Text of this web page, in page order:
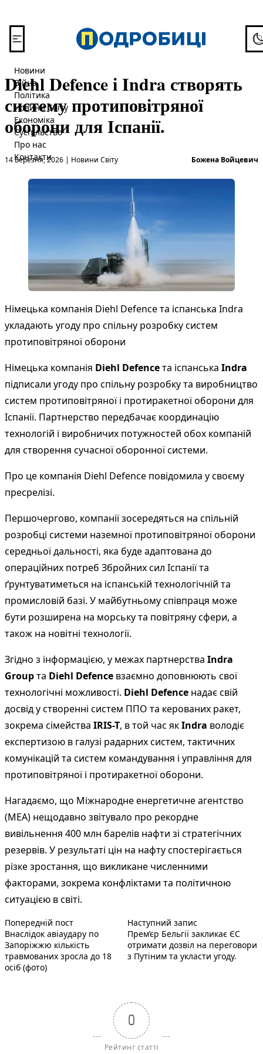
Новини
Війна
Політика
Новини Світу
Економіка
Суспільство
Про нас
Контакти
Diehl Defence і Indra створять
систему протиповітряної
оборони для Іспанії.
14 Березня, 2026 |
Опубліковано вНовини Світу Божена Войцевич
Німецька компанія Diehl Defence та іспанська Indra
укладають угоду про спільну розробку систем
протиповітряної оборони
Німецька компанія Diehl Defenceта іспанська Indra
підписали угоду про спільну розробку та виробництво
систем протиповітряної і протиракетної оборони для
Іспанії. Партнерство передбачає координацію
технологій і виробничих потужностей обох компаній
для створення сучасної оборонної системи.
Про це компанія Diehl Defence повідомила у своєму
пресрелізі.
Першочергово, компанії зосередяться на спільній
розробці системи наземної протиповітряної оборони
середньої дальності, яка буде адаптована до
операційних потреб Збройних сил Іспанії та
ґрунтуватиметься на іспанській технологічній та
промисловій базі. У майбутньому співпраця може
бути розширена на морську та повітряну сфери, а
також на новітні технології.
Згідно з інформацією, у межах партнерства Indra
Groupта Diehl Defence взаємно доповнюють свої
технологічні можливості. Diehl Defence надає свій
досвід у створенні систем ППО та керованих ракет,
зокрема сімейства IRIS-T, в той час якIndra володіє
експертизою в галузі радарних систем, тактичних
комунікацій та систем командування і управління для
протиповітряної і протиракетної оборони.
Нагадаємо, що Міжнародне енергетичне агентство
(МЕА) нещодавно звітувало про рекордне
вивільнення 400 млн барелів нафти зі стратегічних
резервів. У результаті цін на нафту спостерігається
різке зростання, що викликане численними
факторами, зокрема конфліктами та політичною
ситуацією в світі.
Навігація
записів
Попередній постПопередній запис:
Внаслідок авіаудару по
Запоріжжю кількість
травмованих зросла до 18
осіб (фото)
Наступний записНаступний
Прем’єр Бельгії закликає ЄС
отримати дозвіл на переговори
з Путіним та укласти угоду.
0
Рейтинг статті